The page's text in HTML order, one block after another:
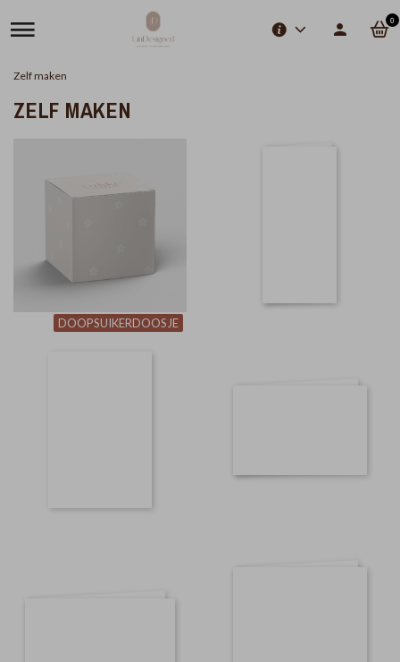
0
Zelf maken
ZELF MAKEN
DOOPSUIKERDOOSJE